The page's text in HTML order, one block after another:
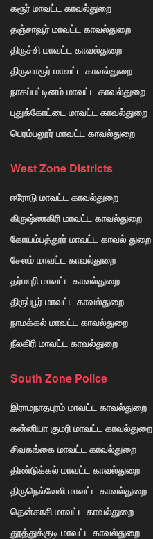
கரூர் மாவட்ட காவல்துறை
தஞ்சாவூர் மாவட்ட காவல்துறை
திருச்சி மாவட்ட காவல்துறை
திருவாரூர் மாவட்ட காவல்துறை
நாகப்பட்டினம் மாவட்ட காவல்துறை
புதுக்கோட்டை மாவட்ட காவல்துறை
பெரம்பலூர் மாவட்ட காவல்துறை
West Zone Districts
ஈரோடு மாவட்ட காவல்துறை
கிருஷ்ணகிரி மாவட்ட காவல்துறை
கோயம்பத்தூர் மாவட்ட காவல் துறை
சேலம் மாவட்ட காவல்துறை
தர்மபுரி மாவட்ட காவல்துறை
திருப்பூர் மாவட்ட காவல்துறை
நாமக்கல் மாவட்ட காவல்துறை
நீலகிரி மாவட்ட காவல்துறை
South Zone Police
இராமநாதபுரம் மாவட்ட காவல்துறை
கன்னியா குமரி மாவட்ட காவல்துறை
சிவகங்கை மாவட்ட காவல்துறை
திண்டுக்கல் மாவட்ட காவல்துறை
திருநெல்வேலி மாவட்ட காவல்துறை
தென்காசி மாவட்ட காவல்துறை
தூத்துக்குடி மாவட்ட காவல்துறை